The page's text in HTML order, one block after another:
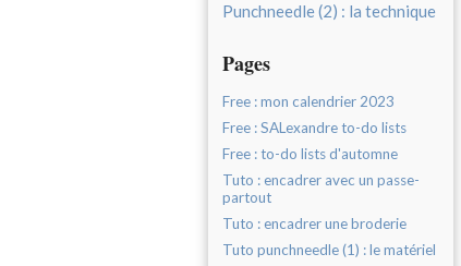
Punchneedle (2) : la technique
Pages
Free : mon calendrier 2023
Free : SALexandre to-do lists
Free : to-do lists d'automne
Tuto : encadrer avec un passe-
partout
Tuto : encadrer une broderie
Tuto punchneedle (1) : le matériel